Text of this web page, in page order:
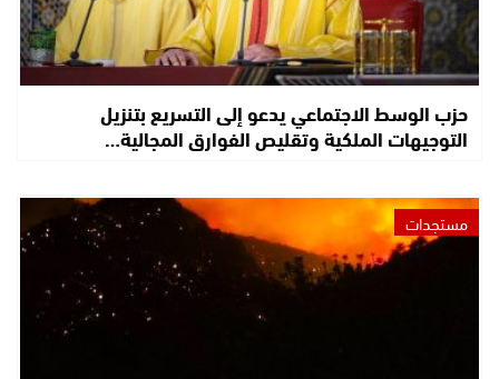
حزب الوسط الاجتماعي يدعو إلى التسريع بتنزيل
التوجيهات الملكية وتقليص الفوارق المجالية…
مستجدات